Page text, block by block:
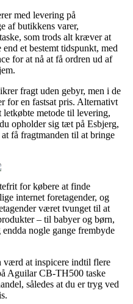
med levering på
af butikkens varer,
som trods alt kræver at
et bestemt tidspunkt, med
for at nå at få ordren ud af
fragt uden gebyr, men i de
for en fastsat pris. Alternativt
letkøbte metode til levering,
opholder sig tæt på Esbjerg,
få fragtmanden til at bringe
for købere at finde
internet foretagender, og
været tvunget til at
– til babyer og børn,
nogle gange frembyde
at inspicere indtil flere
Aguilar CB-TH500 taske
således at du er tryg ved